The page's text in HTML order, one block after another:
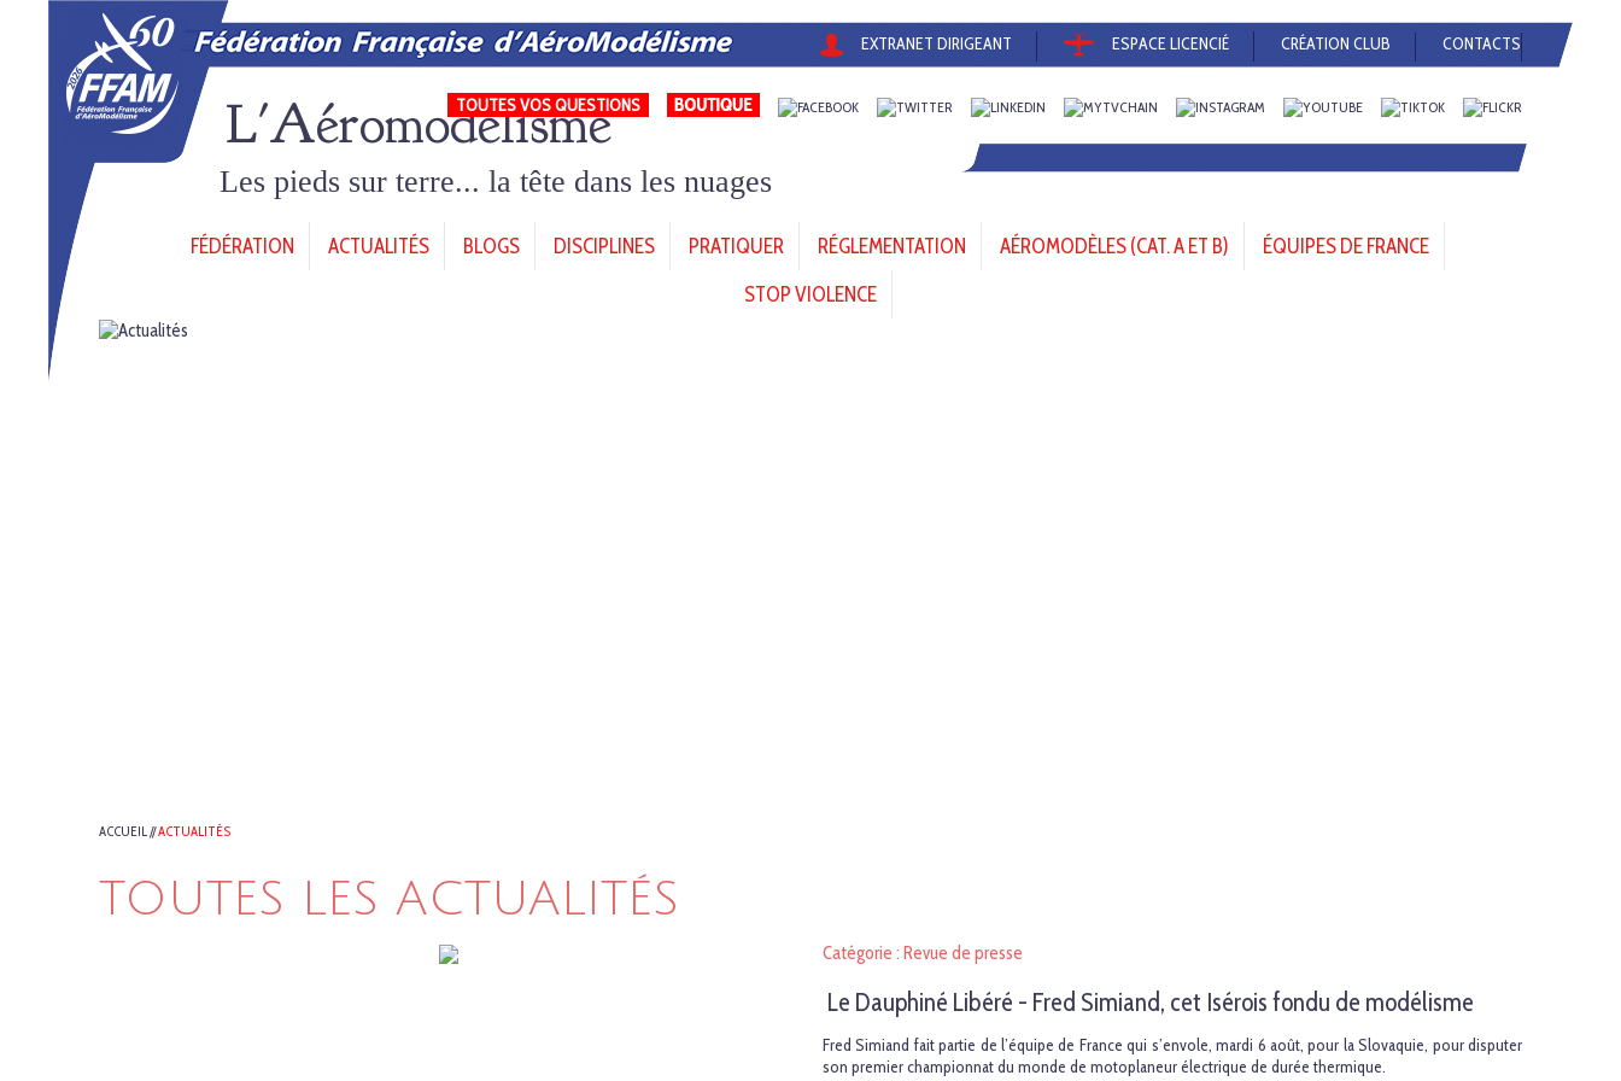
EXTRANET DIRIGEANT ESPACE LICENCIÉ CRÉATION CLUB CONTACTS
TOUTES VOS QUESTIONS
L'Aéromodélisme
Les pieds sur terre... la tête dans les nuages
FÉDÉRATION ACTUALITÉS BLOGS DISCIPLINES PRATIQUER RÉGLEMENTATION AÉROMODÈLES (CAT. A ET B)
ÉQUIPES DE FRANCE
STOP VIOLENCE
ACCUEIL//ACTUALITÉS
TOUTES LES ACTUALITÉS
Catégorie : Revue de presse
Le Dauphiné Libéré - Fred Simiand, cet Isérois fondu de modélisme
Fred Simiand fait partie de l’équipe de France qui s’envole, mardi 6 août, pour la Slovaquie, pour disputer
son premier championnat du monde de motoplaneur électrique de durée thermique.